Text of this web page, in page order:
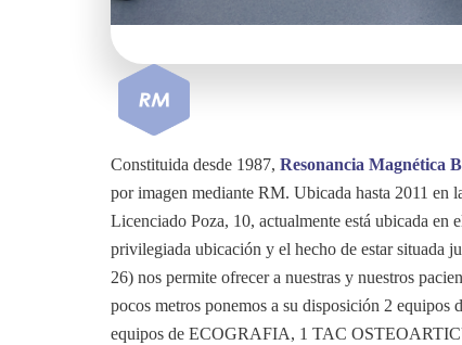
Constituida desde 1987, Resonancia Magnética
por imagen mediante RM. Ubicada hasta 2011 en
Licenciado Poza, 10, actualmente está ubicada
privilegiada ubicación y el hecho de estar situada
26) nos permite ofrecer a nuestras y nuestros
pocos metros ponemos a su disposición 2
equipos de ECOGRAFIA, 1 TAC